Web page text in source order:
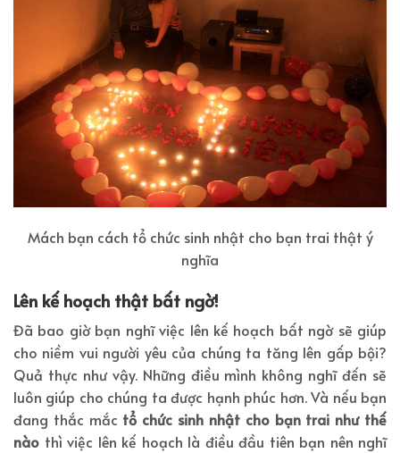
Mách bạn cách tổ chức sinh nhật cho bạn trai thật ý
nghĩa
Lên kế hoạch thật bất ngờ!
Đã bao giờ bạn nghĩ việc lên kế hoạch bất ngờ sẽ giúp
cho niềm vui người yêu của chúng ta tăng lên gấp bội?
Quả thực như vậy. Những điều mình không nghĩ đến sẽ
luôn giúp cho chúng ta được hạnh phúc hơn. Và nếu bạn
đang thắc mắc tổ chức sinh nhật cho bạn trai như thế
nào thì việc lên kế hoạch là điều đầu tiên bạn nên nghĩ